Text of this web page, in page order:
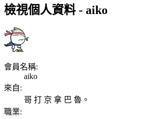
檢視個人資料 - aiko
會員名稱:
aiko
來自:
哥 打 京 拿 巴 魯。
職業: